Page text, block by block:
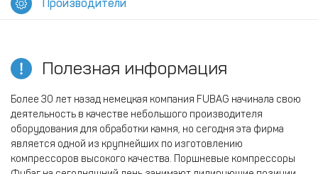
Производители
Полезная информация
Более 30 лет назад немецкая компания FUBAG начинала свою
деятельность в качестве небольшого производителя
оборудования для обработки камня, но сегодня эта фирма
является одной из крупнейших по изготовлению
компрессоров высокого качества. Поршневые компрессоры